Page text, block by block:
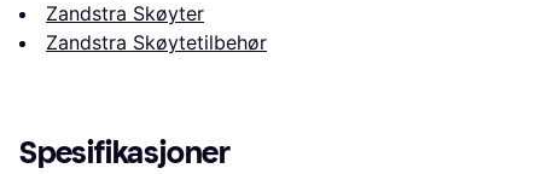
Zandstra Skøyter
Zandstra Skøytetilbehør
Spesifikasjoner